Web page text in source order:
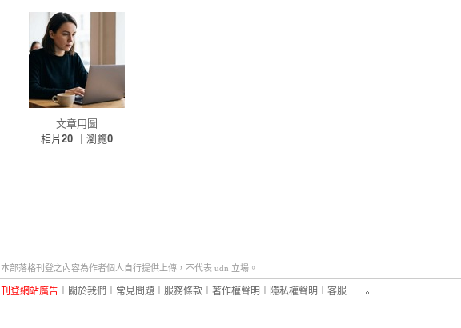
文章用圖
相片 20 ｜瀏覽0
本部落格刊登之內容為作者個人自行提供上傳，不代表 udn 立場。
刊登網站廣告 關於我們 常見問題 服務條款 著作權聲明 隱私權聲明 客服